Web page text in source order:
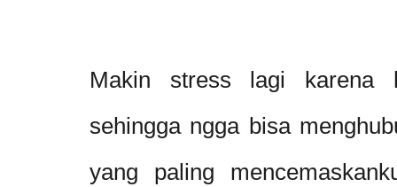
Makin stress lagi karena
sehingga ngga bisa
yang paling